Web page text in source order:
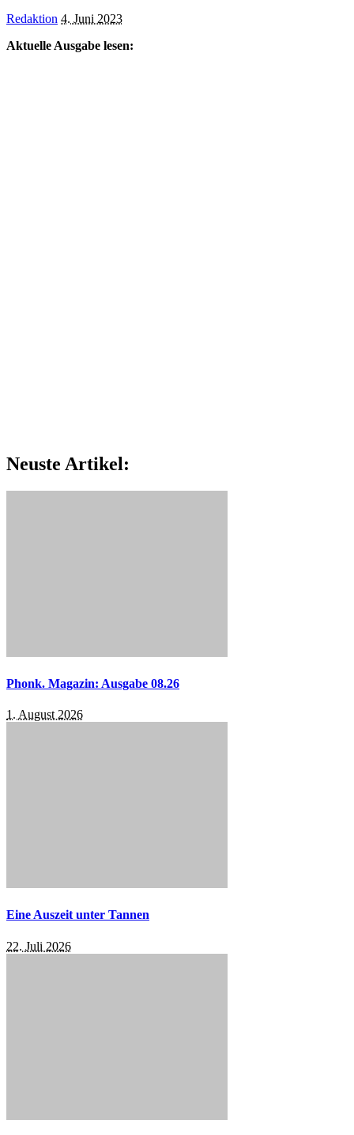
Posted
Redaktion 4. Juni 2023
Aktuelle Ausgabe lesen:
Neuste Artikel:
Phonk. Magazin: Ausgabe 08.26
1. August 2026
Eine Auszeit unter Tannen
22. Juli 2026